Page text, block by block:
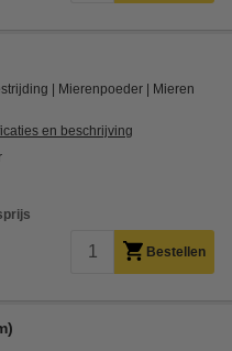
Mierenpoeder Mieren
en beschrijving
Bestellen